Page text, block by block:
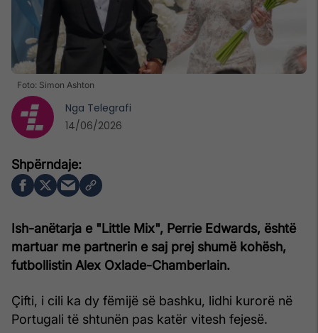
Foto: Simon Ashton
Ish-anëtarja e "Little Mix", Perrie Edwards, është
martuar me partnerin e saj prej shumë kohësh,
futbollistin Alex Oxlade-Chamberlain.
Çifti, i cili ka dy fëmijë së bashku, lidhi kurorë në
Portugali të shtunën pas katër vitesh fejesë.
Nga Telegrafi
14/06/2026